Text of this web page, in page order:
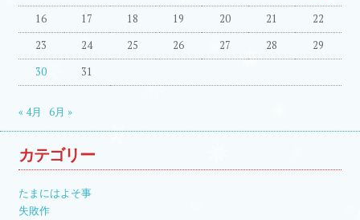
16
17 18 19 20 21
22
23
24 25 26 27 28
29
30
31
« 4月 6月 »
カテゴリー
たまにはよそ事
失敗作